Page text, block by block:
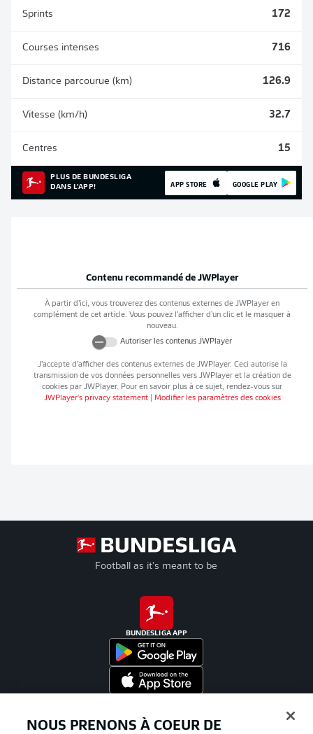
Sprints 172
Courses intenses 716
Distance parcourue (km) 126.9
Vitesse (km/h) 32.7
Centres 15
PLUS DE BUNDESLIGA
DANS L'APP!
APP STORE GOOGLE PLAY
Contenu recommandé de JWPlayer
À partir d’ici, vous trouverez des contenus externes de JWPlayer en
complément de cet article. Vous pouvez l’afficher d’un clic et le masquer à
nouveau.
Autoriser les contenus JWPlayer
J’accepte d’afficher des contenus externes de JWPlayer. Ceci autorise la
transmission de vos données personnelles vers JWPlayeret la création de
cookies par JWPlayer. Pour en savoir plus à ce sujet, rendez-vous sur
JWPlayer's privacy statement| Modifier les paramètres des cookies
Football as it's meant to be
BUNDESLIGA APP
NOUS PRENONS À COEUR DE